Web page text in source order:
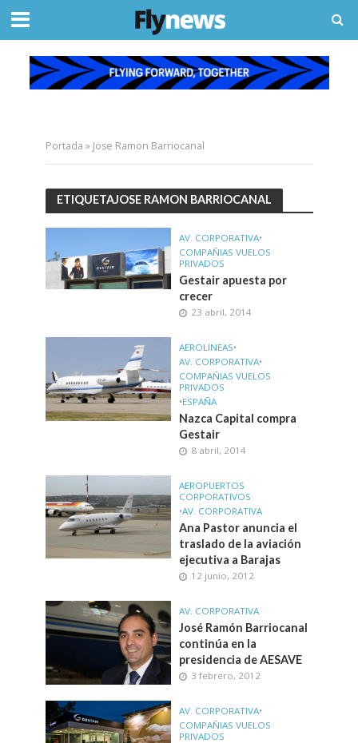
Portada » Jose Ramon Barriocanal
ETIQUETAJOSE RAMON BARRIOCANAL
AV. CORPORATIVA•
COMPAÑIAS VUELOS
PRIVADOS
Gestair apuesta por
crecer
23 abril, 2014
AEROLINEAS•
AV. CORPORATIVA•
COMPAÑIAS VUELOS
PRIVADOS
•ESPAÑA
Nazca Capital compra
Gestair
8 abril, 2014
AEROPUERTOS
CORPORATIVOS
•AV. CORPORATIVA
Ana Pastor anuncia el
traslado de la aviación
ejecutiva a Barajas
12 junio, 2012
AV. CORPORATIVA
José Ramón Barriocanal
continúa en la
presidencia de AESAVE
3 febrero, 2012
AV. CORPORATIVA•
COMPAÑIAS VUELOS
PRIVADOS